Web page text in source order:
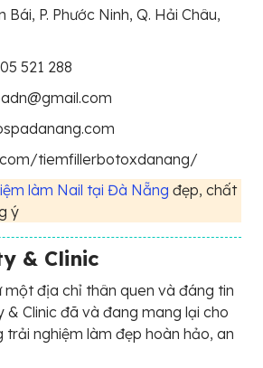
Bái, P. Phước Ninh, Q. Hải Châu,
521 288
tiemfillerbotoxdanang/
làm Nail tại Đà Nẵng đẹp, chất
ý
& Clinic
một địa chỉ thân quen và đáng tin
& Clinic đã và đang mang lại cho
trải nghiệm làm đẹp hoàn hảo, an